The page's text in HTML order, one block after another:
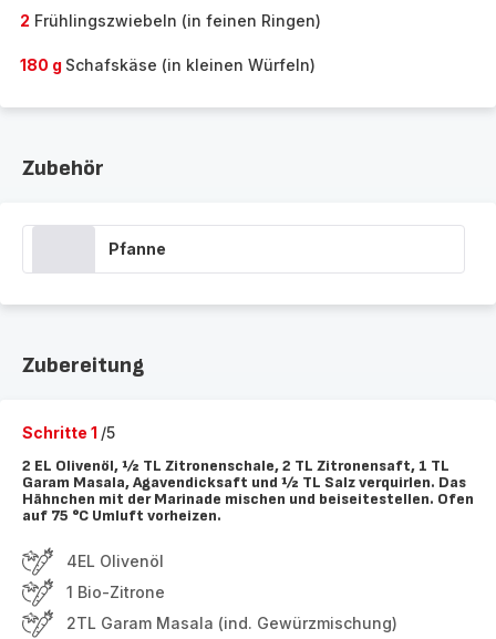
2 Frühlingszwiebeln (in feinen Ringen)
180 g Schafskäse (in kleinen Würfeln)
Zubehör
Pfanne
Zubereitung
Schritte 1 /5
2 EL Olivenöl, ½ TL Zitronenschale, 2 TL Zitronensaft, 1 TL
Garam Masala, Agavendicksaft und ½ TL Salz verquirlen. Das
Hähnchen mit der Marinade mischen und beiseitestellen. Ofen
auf 75 °C Umluft vorheizen.
4EL Olivenöl
1 Bio-Zitrone
2TL Garam Masala (ind. Gewürzmischung)